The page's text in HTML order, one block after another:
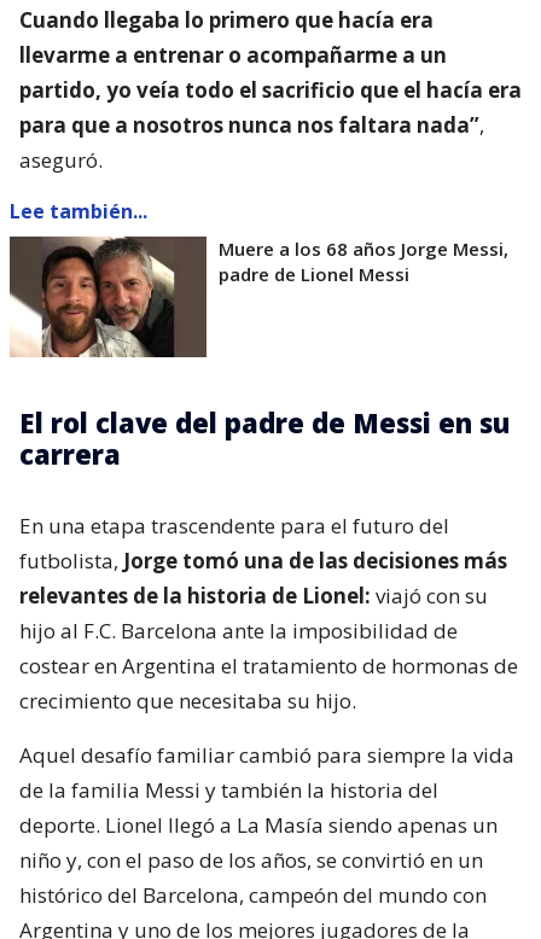
Cuando llegaba lo primero que hacía era
llevarme a entrenar o acompañarme a un
partido, yo veía todo el sacrificio que el hacía era
para que a nosotros nunca nos faltara nada”,
aseguró.
Lee también...
Muere a los 68 años Jorge Messi,
padre de Lionel Messi
El rol clave del padre de Messi en su
carrera
En una etapa trascendente para el futuro del
futbolista, Jorge tomó una de las decisiones más
relevantes de la historia de Lionel: viajó con su
hijo al F.C. Barcelona ante la imposibilidad de
costear en Argentina el tratamiento de hormonas de
crecimiento que necesitaba su hijo.
Aquel desafío familiar cambió para siempre la vida
de la familia Messi y también la historia del
deporte. Lionel llegó a La Masía siendo apenas un
niño y, con el paso de los años, se convirtió en un
histórico del Barcelona, campeón del mundo con
Argentina y uno de los mejores jugadores de la